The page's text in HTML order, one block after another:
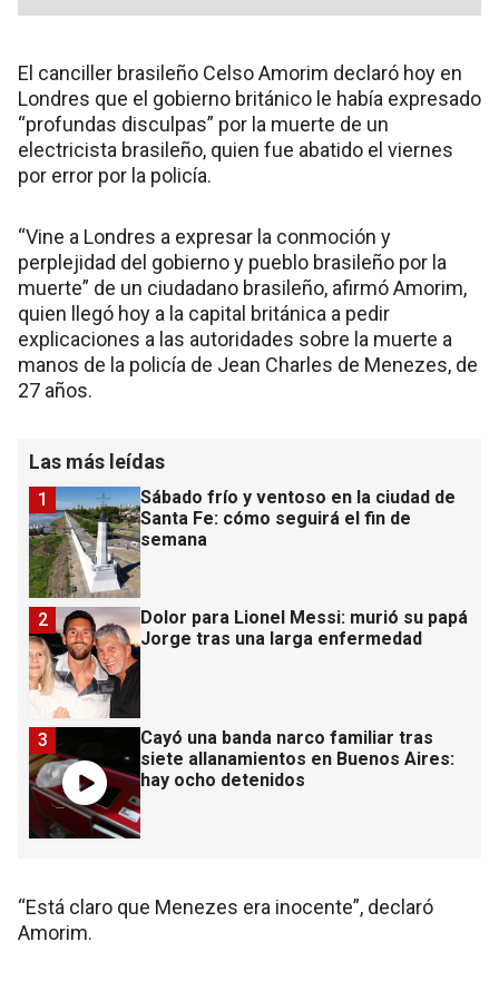
El canciller brasileño Celso Amorim declaró hoy en
Londres que el gobierno británico le había expresado
“profundas disculpas” por la muerte de un
electricista brasileño, quien fue abatido el viernes
por error por la policía.
“Vine a Londres a expresar la conmoción y
perplejidad del gobierno y pueblo brasileño por la
muerte” de un ciudadano brasileño, afirmó Amorim,
quien llegó hoy a la capital británica a pedir
explicaciones a las autoridades sobre la muerte a
manos de la policía de Jean Charles de Menezes, de
27 años.
Las más leídas
Sábado frío y ventoso en la ciudad de
Santa Fe: cómo seguirá el fin de
semana
1
Dolor para Lionel Messi: murió su papá
Jorge tras una larga enfermedad
2
Cayó una banda narco familiar tras
siete allanamientos en Buenos Aires:
hay ocho detenidos
3
“Está claro que Menezes era inocente”, declaró
Amorim.